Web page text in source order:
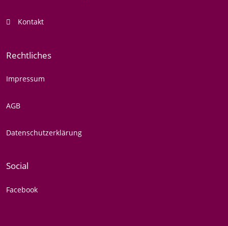
Kontakt
Rechtliches
Impressum
AGB
Datenschutzerklärung
Social
Facebook